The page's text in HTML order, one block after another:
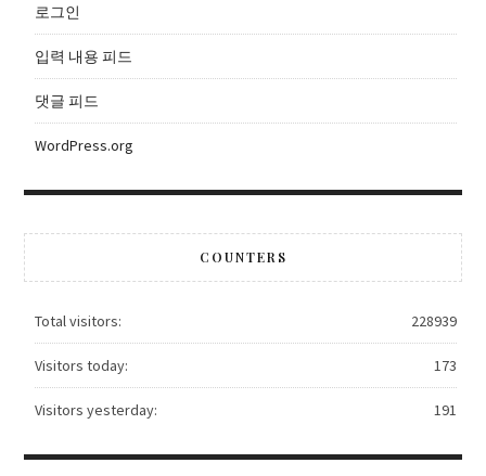
로그인
입력 내용 피드
댓글 피드
WordPress.org
COUNTERS
228939
Total visitors:
173
Visitors today:
191
Visitors yesterday: